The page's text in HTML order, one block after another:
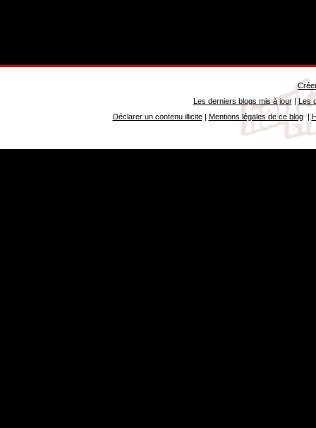
Les derniers blogs mis à jour| Les
Déclarer un contenu illicite| Mentions légales de ce blog|